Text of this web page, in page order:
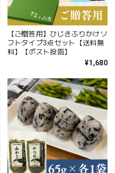
【ご贈答用】ひじきふりかけソ
フトタイプ3点セット【送料無
料】【ポスト投函】
¥1,680